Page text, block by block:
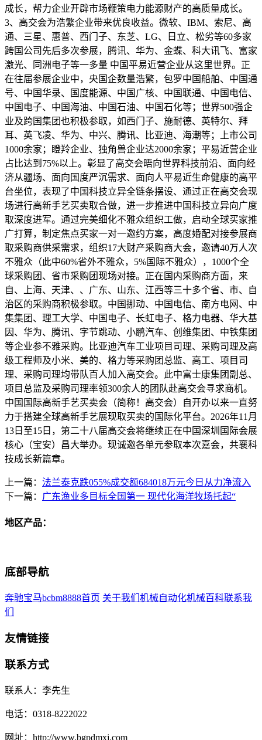
成长，帮力企业开辟市场鞭策电力能源财产的高质量成长。
3、高交会为浩繁企业带来优良收益。微软、IBM、索尼、高
通、三星、惠普、西门子、东芝、LG、日立、松劣等60多家
跨国公司先后多次参展，腾讯、华为、金蝶、科大讯飞、富家
激光、同洲电子等一多量 中国平易近营企业从这里世界。正
在往届参展企业中，央国企数量浩繁，包罗中国船舶、中国通
号、中国华录、国度能源、中国广核、中国联通、中国电信、
中国电子、中国海油、中国石油、中国石化等；世界500强企
业及跨国集团也积极参取，如西门子、施耐德、英特尔、拜
耳、英飞凌、华为、中兴、腾讯、比亚迪、海潮等；上市公司
1000余家；瞪羚企业、独角兽企业达2000余家；平易近营企业
占比达到75%以上。彰显了高交会晤向世界科技前沿、面向经
济从疆场、面向国度严沉需求、面向人平易近生命健康的高平
台坐位，表现了中国科技立异全链条摆设、通过正在高交会现
场进行高新手艺买卖取合做，进一步推进中国科技立异向广度
取深度进军。通过完美细化不雅众组织工做，启动全球买家推
广打算，制定焦点买家一对一邀约方案，高度婚配对接参展商
取采购商供采需求，组织17大财产采购商大会，邀请40万人次
不雅众（此中60%省外不雅众，5%国际不雅众），1000个全
球采购团、省市采购团现场对接。正在国内采购商方面，来
自、上海、天津、、广东、山东、江西等三十多个省、市、自
治区的采购商积极参取。中国挪动、中国电信、南方电网、中
集集团、理工大学、中国电子、长虹电子、格力电器、华大基
因、华为、腾讯、字节跳动、小鹏汽车、创维集团、中铁集团
等企业参不雅采购。比亚迪汽车工业项目司理、采购司理及高
级工程师及小米、美的、格力等采购团总监、高工、项目司
理、采购司理均带队百人加入高交会。此中富士康集团副总、
项目总监及采购司理率领300余人的团队赴高交会寻求商机。
中国国际高新手艺买卖会（简称！高交会）自开办以来一直努
力于搭建全球高新手艺展现取买卖的国际化平台。2026年11月
13日至15日，第二十八届高交会将继续正在中国深圳国际会展
核心（宝安）昌大举办。现诚邀各单元参取本次嘉会，共襄科
技成长新篇章。
上一篇： 法兰泰克跌055%成交额684018万元今日从力净流入
下一篇： 广东渔业多目标全国第一 现代化海洋牧场托起“
地区产品：
底部导航
奔驰宝马bcbm8888首页 关于我们 机械自动化机械百科联系我
们
友情链接
联系方式
联系人：李先生
电话：0318-8222022
网址：http://www.bgpdmxj.com